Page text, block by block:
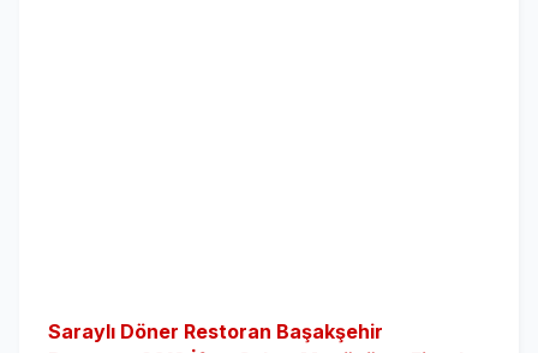
Saraylı Döner Restoran Başakşehir